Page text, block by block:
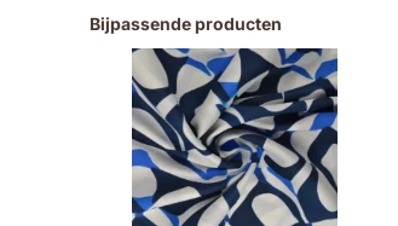
Bijpassende producten